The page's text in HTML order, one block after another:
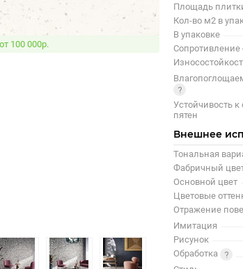
100 000р.
Площадь
Кол-во м2 в
В упаковке
Устойчивость
пятен
Внешнее
Тональная
Фабричный
Основной цвет
Цветовые
Отражение
Имитация
Рисунок
Обработка